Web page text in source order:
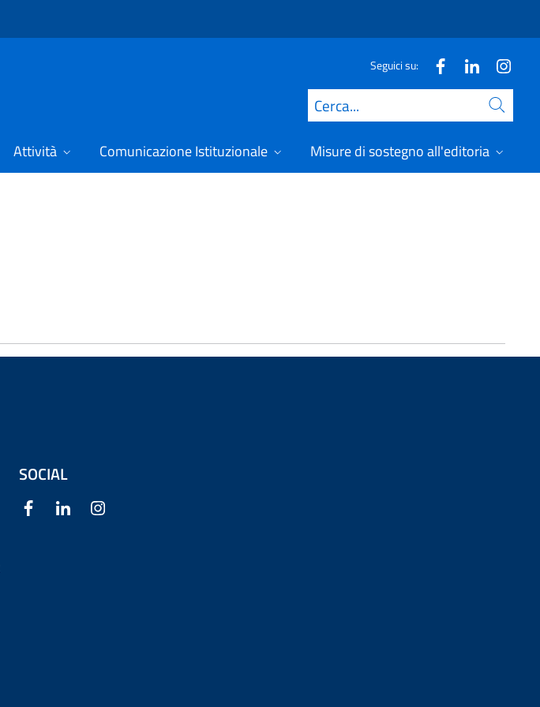
Seguici su:
Cerca
Attività Comunicazione Istituzionale Misure di sostegno all'editoria
SOCIAL